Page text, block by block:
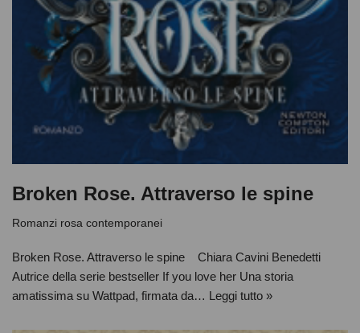
Broken Rose. Attraverso le spine
Romanzi rosa contemporanei
Broken Rose. Attraverso le spine Chiara Cavini Benedetti
Autrice della serie bestseller If you love her Una storia
amatissima su Wattpad, firmata da… Leggi tutto »